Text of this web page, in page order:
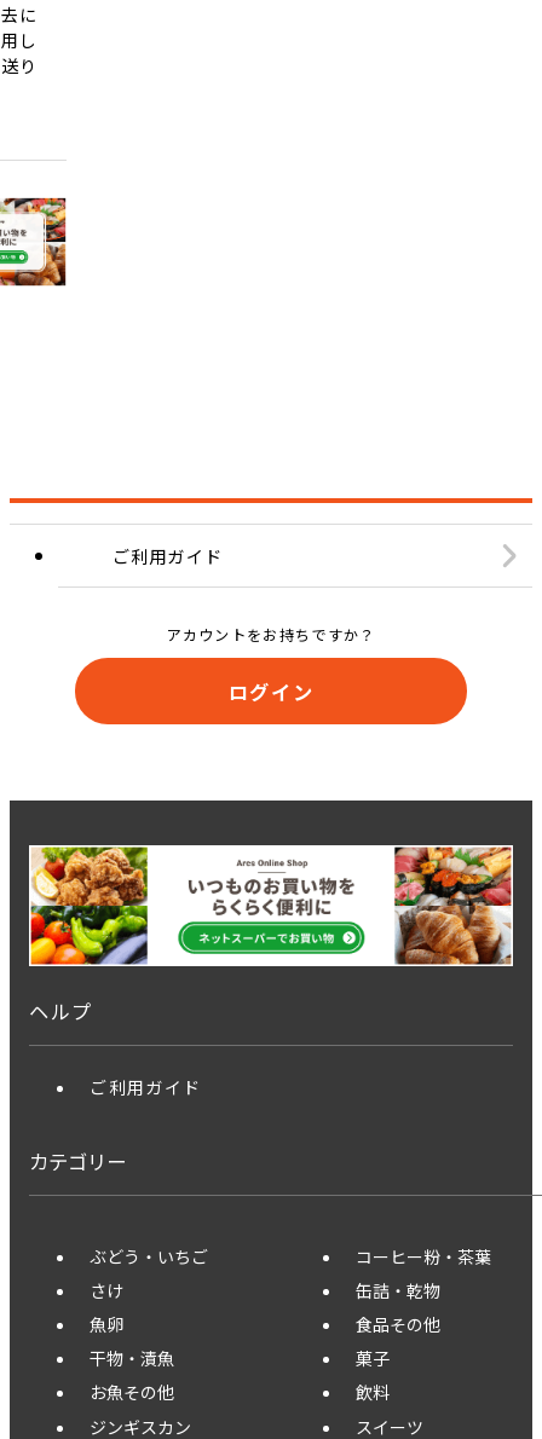
に
し
り
ご利用ガイド
アカウントをお持ちですか？
ログイン
ヘルプ
ご利用ガイド
カテゴリー
ぶどう・いちご
さけ
魚卵
干物・漬魚
お魚その他
ジンギスカン
コーヒー粉・茶葉
缶詰・乾物
食品その他
菓子
飲料
スイーツ